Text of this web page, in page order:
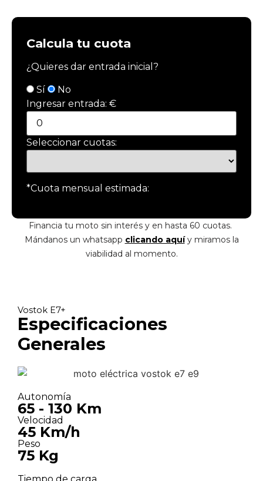
Calcula tu cuota
¿Quieres dar entrada inicial?
Sí
No
Ingresar entrada: €
Seleccionar cuotas:
*Cuota mensual estimada:
Financia tu moto sin interés y en hasta 60 cuotas.
Mándanos un whatsapp clicando aquíy miramos la
viabilidad al momento.
Vostok E7+
Especificaciones
Generales
Autonomía
65 - 130 Km
Velocidad
45 Km/h
Peso
75 Kg